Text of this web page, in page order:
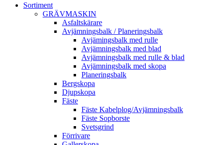
Sortiment
GRÄV­MASKIN
Asfalt­skärare
Avjämnings­balk / Planeringsbalk
Avjämingsbalk med rulle
Avjämningsbalk med blad
Avjämningsbalk med rulle & blad
Avjämningsbalk med skopa
Planerings­balk
Berg­skopa
Djup­skopa
Fäste
Fäste Kabel­­plog/­Avjämnings­­balk
Fäste Sop­borste
Svets­grind
Förrivare